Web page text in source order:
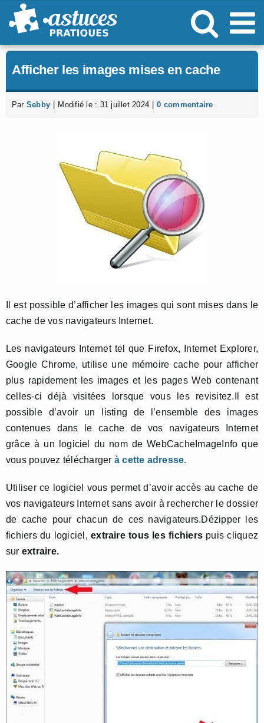
Passer
au
Afficher les images mises en cache
Par Sebby Modifié le : 31 juillet 2024 0 commentaire
Il est possible d’afficher les images qui sont mises dans le
cache de vos navigateurs Internet.
Les navigateurs Internet tel que Firefox, Internet Explorer,
Google Chrome, utilise une mémoire cache pour afficher
plus rapidement les images et les pages Web contenant
celles-ci déjà visitées lorsque vous les revisitez.Il est
possible d’avoir un listing de l’ensemble des images
contenues dans le cache de vos navigateurs Internet
grâce à un logiciel du nom de WebCacheImageInfo que
vous pouvez télécharger à cette adresse.
Utiliser ce logiciel vous permet d’avoir accès au cache de
vos navigateurs Internet sans avoir à rechercher le dossier
de cache pour chacun de ces navigateurs.Dézipper les
fichiers du logiciel, extraire tous les fichiers puis cliquez
sur extraire.